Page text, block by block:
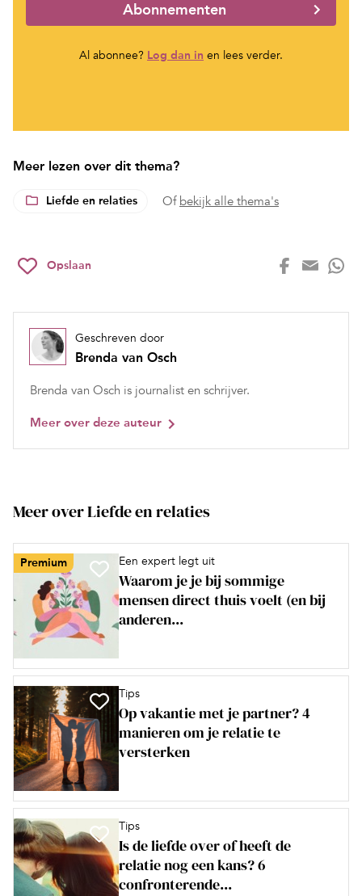
Abonnementen
Al abonnee? Log dan in en lees verder.
Meer lezen over dit thema?
Liefde en relaties Of bekijk alle thema's
Opslaan
Geschreven door
Brenda van Osch
Brenda van Osch is journalist en schrijver.
Meer over deze auteur
Meer over Liefde en relaties
Premium Een expert legt uit
Waarom je je bij sommige
mensen direct thuis voelt (en bij
anderen...
Tips
Op vakantie met je partner? 4
manieren om je relatie te
versterken
Tips
Is de liefde over of heeft de
relatie nog een kans? 6
confronterende...